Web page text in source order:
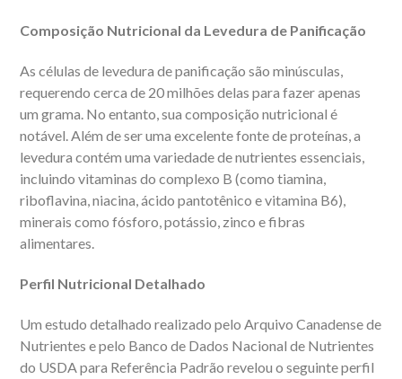
Composição Nutricional da Levedura de Panificação
As células de levedura de panificação são minúsculas,
requerendo cerca de 20 milhões delas para fazer apenas
um grama. No entanto, sua composição nutricional é
notável. Além de ser uma excelente fonte de proteínas, a
levedura contém uma variedade de nutrientes essenciais,
incluindo vitaminas do complexo B (como tiamina,
riboflavina, niacina, ácido pantotênico e vitamina B6),
minerais como fósforo, potássio, zinco e fibras
alimentares.
Perfil Nutricional Detalhado
Um estudo detalhado realizado pelo Arquivo Canadense de
Nutrientes e pelo Banco de Dados Nacional de Nutrientes
do USDA para Referência Padrão revelou o seguinte perfil